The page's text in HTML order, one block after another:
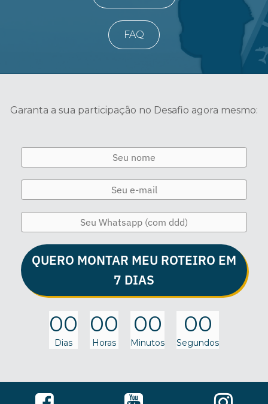
FAQ
Garanta a sua participação no Desafio agora mesmo:
QUERO MONTAR MEU ROTEIRO EM
7 DIAS
00
Dias
00
Horas
00
Minutos
00
Segundos